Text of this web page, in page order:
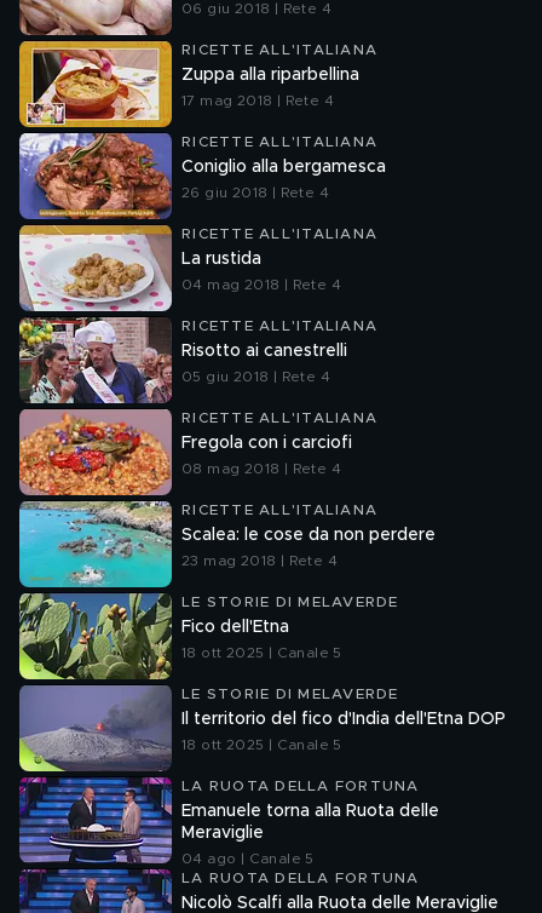
06 giu 2018 | Rete 4
RICETTE ALL'ITALIANA
Zuppa alla riparbellina
17 mag 2018 | Rete 4
RICETTE ALL'ITALIANA
Coniglio alla bergamesca
26 giu 2018 | Rete 4
RICETTE ALL'ITALIANA
La rustida
04 mag 2018 | Rete 4
RICETTE ALL'ITALIANA
Risotto ai canestrelli
05 giu 2018 | Rete 4
RICETTE ALL'ITALIANA
Fregola con i carciofi
08 mag 2018 | Rete 4
RICETTE ALL'ITALIANA
Scalea: le cose da non perdere
23 mag 2018 | Rete 4
LE STORIE DI MELAVERDE
Fico dell'Etna
18 ott 2025 | Canale 5
LE STORIE DI MELAVERDE
Il territorio del fico d'India dell'Etna DOP
18 ott 2025 | Canale 5
LA RUOTA DELLA FORTUNA
Emanuele torna alla Ruota delle
Meraviglie
04 ago | Canale 5
LA RUOTA DELLA FORTUNA
Nicolò Scalfi alla Ruota delle Meraviglie